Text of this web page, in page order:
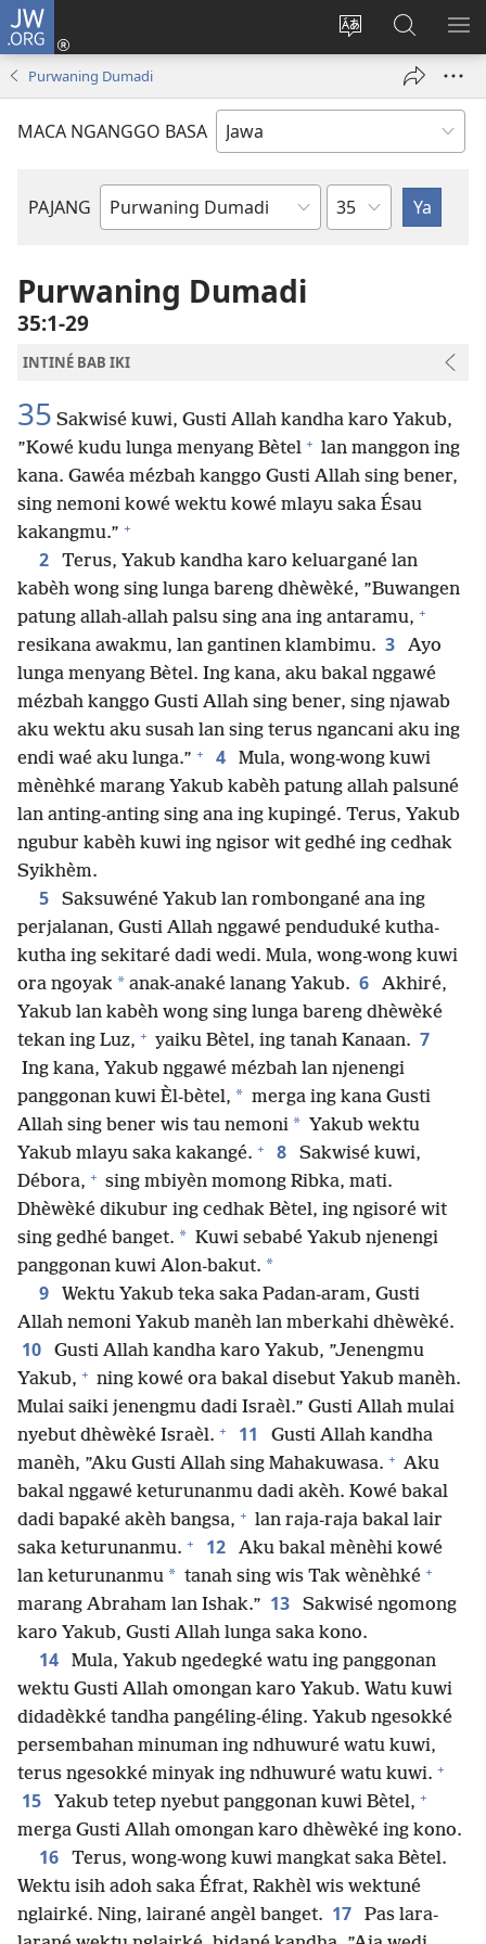
JW.ORG
Ganti
Mlebu
(opens
Golèk
JW.ORG
Purwaning Dumadi
MACA NGANGGO BASA
PAJANG
Buku
Bab
Purwaning Dumadi
35:1-29
INTINÉ BAB IKI
35 Sakwisé kuwi, Gusti Allah kandha karo Yakub,
”Kowé kudu lunga menyang Bètel + lan manggon ing
kana. Gawéa mézbah kanggo Gusti Allah sing bener,
sing nemoni kowé wektu kowé mlayu saka Ésau
kakangmu.” +
2
Terus, Yakub kandha karo keluargané lan
kabèh wong sing lunga bareng dhèwèké, ”Buwangen
patung allah-allah palsu sing ana ing antaramu, +
resikana awakmu, lan gantinen klambimu. 3
Ayo
lunga menyang Bètel. Ing kana, aku bakal nggawé
mézbah kanggo Gusti Allah sing bener, sing njawab
aku wektu aku susah lan sing terus ngancani aku ing
endi waé aku lunga.” + 4
Mula, wong-wong kuwi
mènèhké marang Yakub kabèh patung allah palsuné
lan anting-anting sing ana ing kupingé. Terus, Yakub
ngubur kabèh kuwi ing ngisor wit gedhé ing cedhak
Syikhèm.
5
Saksuwéné Yakub lan rombongané ana ing
perjalanan, Gusti Allah nggawé penduduké kutha-
kutha ing sekitaré dadi wedi. Mula, wong-wong kuwi
ora ngoyak * anak-anaké lanang Yakub. 6
Akhiré,
Yakub lan kabèh wong sing lunga bareng dhèwèké
tekan ing Luz, + yaiku Bètel, ing tanah Kanaan. 7
Ing kana, Yakub nggawé mézbah lan njenengi
panggonan kuwi Èl-bètel, * merga ing kana Gusti
Allah sing bener wis tau nemoni * Yakub wektu
Yakub mlayu saka kakangé. + 8
Sakwisé kuwi,
Débora, + sing mbiyèn momong Ribka, mati.
Dhèwèké dikubur ing cedhak Bètel, ing ngisoré wit
sing gedhé banget. * Kuwi sebabé Yakub njenengi
panggonan kuwi Alon-bakut. *
9
Wektu Yakub teka saka Padan-aram, Gusti
Allah nemoni Yakub manèh lan mberkahi dhèwèké.
10
Gusti Allah kandha karo Yakub, ”Jenengmu
Yakub, + ning kowé ora bakal disebut Yakub manèh.
Mulai saiki jenengmu dadi Israèl.” Gusti Allah mulai
nyebut dhèwèké Israèl. + 11
Gusti Allah kandha
manèh, ”Aku Gusti Allah sing Mahakuwasa. + Aku
bakal nggawé keturunanmu dadi akèh. Kowé bakal
dadi bapaké akèh bangsa, + lan raja-raja bakal lair
saka keturunanmu. + 12
Aku bakal mènèhi kowé
lan keturunanmu * tanah sing wis Tak wènèhké +
marang Abraham lan Ishak.” 13
Sakwisé ngomong
karo Yakub, Gusti Allah lunga saka kono.
14
Mula, Yakub ngedegké watu ing panggonan
wektu Gusti Allah omongan karo Yakub. Watu kuwi
didadèkké tandha pangéling-éling. Yakub ngesokké
persembahan minuman ing ndhuwuré watu kuwi,
terus ngesokké minyak ing ndhuwuré watu kuwi. +
15 Yakub tetep nyebut panggonan kuwi Bètel, +
merga Gusti Allah omongan karo dhèwèké ing kono.
16
Terus, wong-wong kuwi mangkat saka Bètel.
Wektu isih adoh saka Éfrat, Rakhèl wis wektuné
nglairké. Ning, lairané angèl banget. 17
Pas lara-